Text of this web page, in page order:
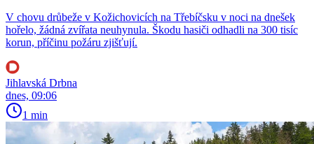
V chovu drůbeže v Kožichovicích na Třebíčsku v noci na dnešek
hořelo, žádná zvířata neuhynula. Škodu hasiči odhadli na 300 tisíc
korun, příčinu požáru zjišťují.
Jihlavská Drbna
dnes, 09:06
1 min